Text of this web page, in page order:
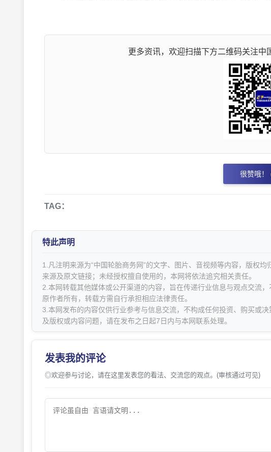
更多资讯，欢迎扫描下方二维码关注中
很赞哦！
TAG：
特此声明
1.凡注明来源为“中国轮胎商务网”的文字、图片、音视频等内容，版权
来源及原文链接；未经授权擅自使用的，本网将依法追究相关责任。
2.本网转载其他媒体或公开渠道的内容，旨在传递行业信息与观点交流
原作者所有，转载方需自行承担相应法律责任。
3.本网发布的内容仅供行业参考与信息交流，不构成任何投资、购买或
及版权或内容问题，请在发布之日起7日内与本网联系处理。
发表我的评论
◎欢迎参与讨论，请在这里发表您的看法、交流您的观点。(审核通过可见)